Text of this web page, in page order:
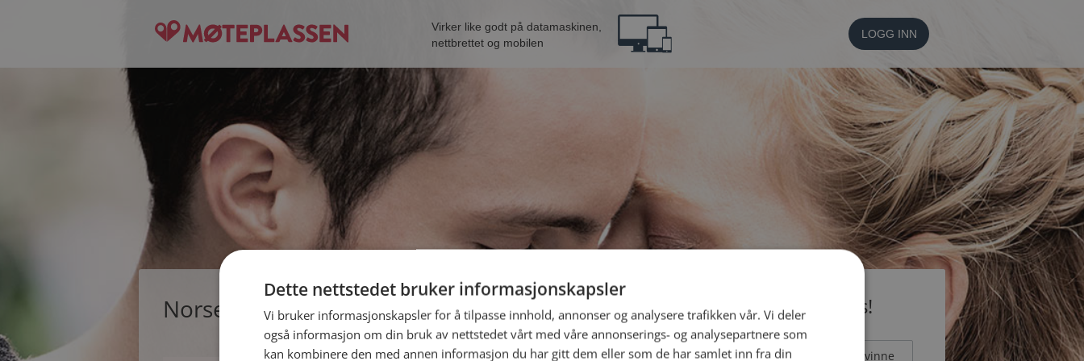
Virker like godt på datamaskinen,
nettbrettet og mobilen
LOGG INN
Norseman, single mann fra Lillestrøm Bli medlem gratis!
Jeg er en: Mann Kvinne
Dette nettstedet bruker informasjonskapsler
Vi bruker informasjonskapsler for å tilpasse innhold, annonser og analysere trafikken vår. Vi deler
også informasjon om din bruk av nettstedet vårt med våre annonserings- og analysepartnere som
kan kombinere den med annen informasjon du har gitt dem eller som de har samlet inn fra din